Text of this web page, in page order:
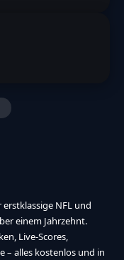
NFL und
einem Jahrzehnt.
Live-Scores,
– alles kostenlos und in